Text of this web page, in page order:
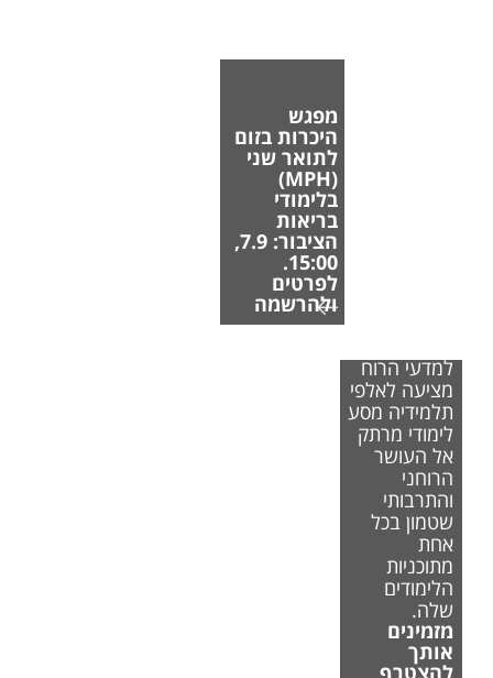
מפגש
היכרות בזום
לתואר שני
(MPH)
בלימודי
בריאות
הציבור: 7.9,
15:00.
לפרטים
ולהרשמה
למדעי הרוח
מציעה לאלפי
תלמידיה מסע
לימודי מרתק
אל העושר
הרוחני
והתרבותי
שטמון בכל
אחת
מתוכניות
הלימודים
שלה.
מזמינים
אותך
להצטרף